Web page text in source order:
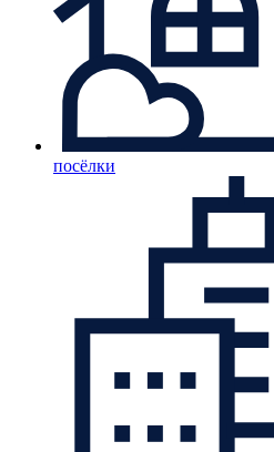
посёлки